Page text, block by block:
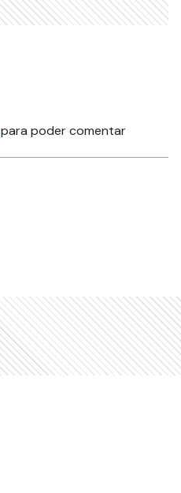
para poder comentar